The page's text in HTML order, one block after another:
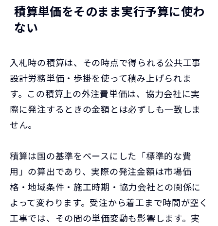
積算単価をそのまま実行予算に使わ
ない
入札時の積算は、その時点で得られる公共工事
設計労務単価・歩掛を使って積み上げられま
す。この積算上の外注費単価は、協力会社に実
際に発注するときの金額とは必ずしも一致しま
せん。
積算は国の基準をベースにした「標準的な費
用」の算出であり、実際の発注金額は市場価
格・地域条件・施工時期・協力会社との関係に
よって変わります。受注から着工まで時間が空く
工事では、その間の単価変動も影響します。実